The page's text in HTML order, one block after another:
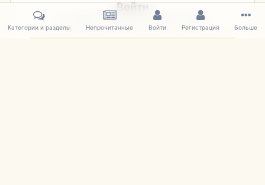
Войти
Уже зарегистрированы? Войдите здесь.
Категории и разделы Непрочитанные Войти Регистрация Больше